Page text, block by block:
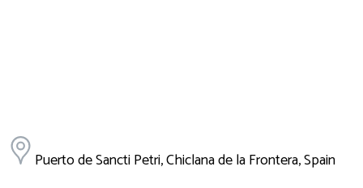
Puerto de Sancti Petri, Chiclana de la Frontera, Spain